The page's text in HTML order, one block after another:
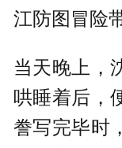
江防图冒险
当天晚上，
哄睡着后，
誊写完毕时